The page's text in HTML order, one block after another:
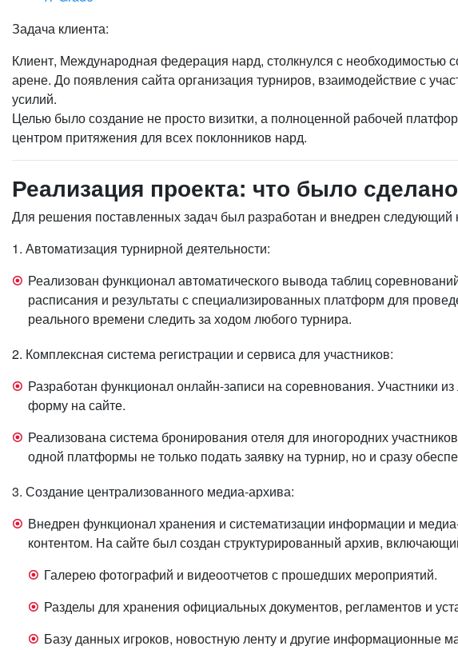
Задача клиента:
Клиент, Международная федерация нард, столкнулся с необходимостью
арене. До появления сайта организация турниров, взаимодействие с
усилий.
Целью было создание не просто визитки, а полноценной рабочей
центром притяжения для всех поклонников нард.
Реализация проекта: что было сделано
Для решения поставленных задач был разработан и внедрен следующий
1. Автоматизация турнирной деятельности:
Реализован функционал автоматического вывода таблиц
расписания и результаты с специализированных платформ для
реального времени следить за ходом любого турнира.
2. Комплексная система регистрации и сервиса для участников:
Разработан функционал онлайн-записи на соревнования. Участники
форму на сайте.
Реализована система бронирования отеля для иногородних
одной платформы не только подать заявку на турнир, но и сразу
3. Создание централизованного медиа-архива:
Внедрен функционал хранения и систематизации информации и
контентом. На сайте был создан структурированный архив,
Галерею фотографий и видеоотчетов с прошедших мероприятий.
Разделы для хранения официальных документов, регламентов и
Базу данных игроков, новостную ленту и другие информационные